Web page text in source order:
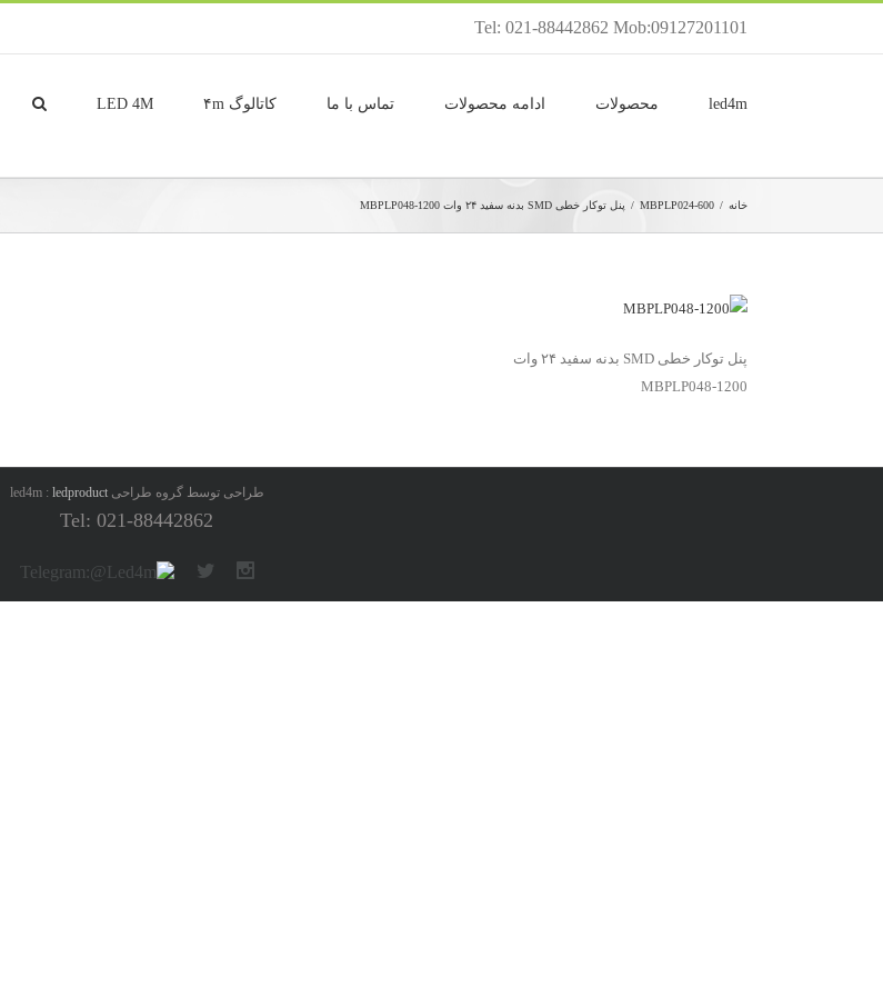
Tel: 021-88442862 Mob:09127201101
led4m محصولات ادامه محصولات تماس با ما کاتالوگ ۴m LED 4M
خانه /
MBPLP024-600
/ پنل توکار خطی SMD بدنه سفید ۲۴ وات MBPLP048-1200
پنل توکار خطی SMD بدنه سفید ۲۴ وات
MBPLP048-1200
طراحی توسط گروه طراحی led4m :ledproduct
Tel: 021-88442862